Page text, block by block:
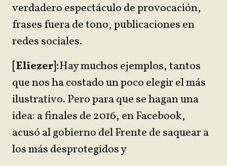
verdadero espectáculo de provocación,
frases fuera de tono, publicaciones en
redes sociales.
[Eliezer]:Hay muchos ejemplos, tantos
que nos ha costado un poco elegir el más
ilustrativo. Pero para que se hagan una
idea: a finales de 2016, en Facebook,
acusó al gobierno del Frente de saquear a
los más desprotegidos y